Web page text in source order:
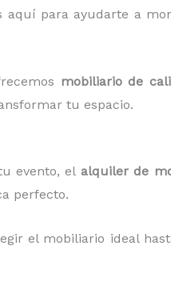
aquí para ayudarte a
mobiliario de
tu espacio.
evento, el alquiler de
perfecto.
el mobiliario ideal